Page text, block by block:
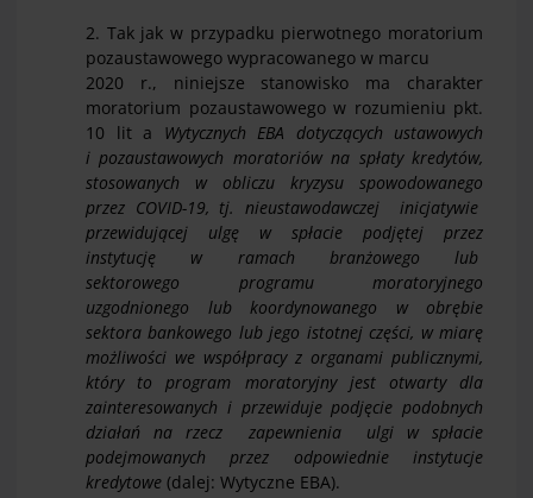
2. Tak jak w przypadku pierwotnego moratorium
pozaustawowego wypracowanego w marcu
2020 r., niniejsze stanowisko ma charakter
moratorium pozaustawowego w rozumieniu pkt.
10 lit a Wytycznych EBA
dotyczących ustawowych
i pozaustawowych moratoriów na spłaty kredytów,
stosowanych w obliczu kryzysu spowodowanego
przez COVID-19, tj. nieustawodawczej inicjatywie
przewidującej ulgę w spłacie podjętej przez
instytucję w ramach branżowego lub
sektorowego programu moratoryjnego
uzgodnionego lub koordynowanego w obrębie
sektora bankowego lub jego istotnej części, w miarę
możliwości we współpracy z organami publicznymi,
który to program moratoryjny jest otwarty dla
zainteresowanych i przewiduje podjęcie podobnych
działań na rzecz zapewnienia ulgi w spłacie
podejmowanych przez odpowiednie instytucje
kredytowe (dalej: Wytyczne EBA).